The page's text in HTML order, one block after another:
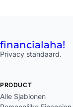
financialaha!
Privacy standaard.
PRODUCT
Alle Sjablonen